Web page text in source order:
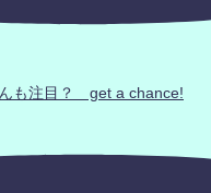
も注目？ get a chance!